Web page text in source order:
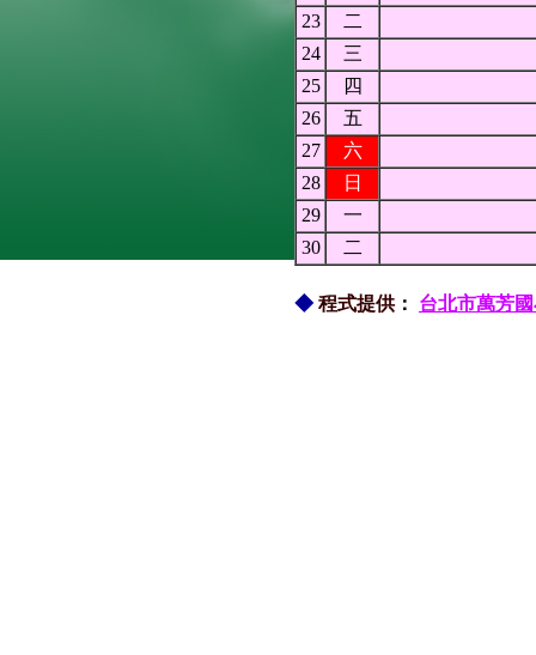
23
二
24
三
25
四
26
五
27
六
28
日
29
一
30
二
◆ 程式提供： 台北市萬芳